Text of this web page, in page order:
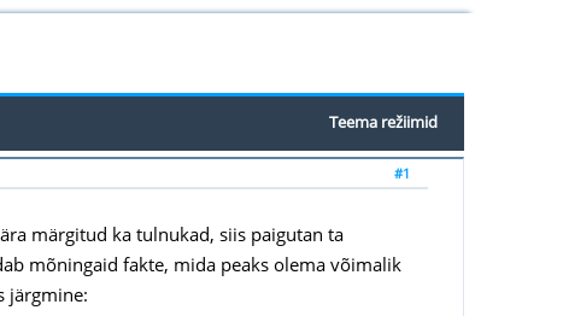
Teema režiimid
#1
märgitud ka tulnukad, siis paigutan ta
mõningaid fakte, mida peaks olema võimalik
järgmine: